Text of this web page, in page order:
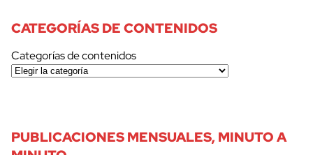
CATEGORÍAS DE CONTENIDOS
Categorías de contenidos
PUBLICACIONES MENSUALES, MINUTO A